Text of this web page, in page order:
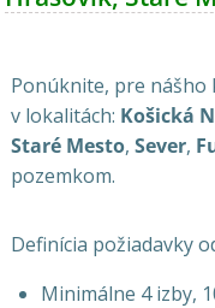
Ponúknite, pre nášho
v lokalitách: Košická
Staré Mesto, Sever,
pozemkom.
Definícia požiadavky
Minimálne 4 izby,